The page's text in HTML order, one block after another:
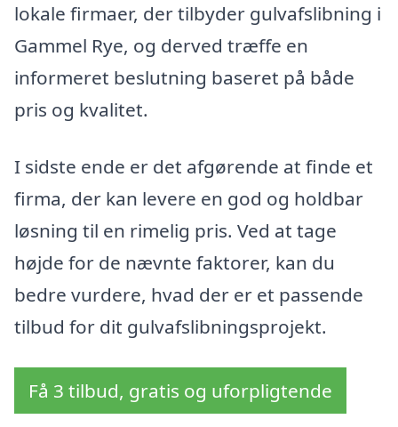
lokale firmaer, der tilbyder gulvafslibning i
Gammel Rye, og derved træffe en
informeret beslutning baseret på både
pris og kvalitet.
I sidste ende er det afgørende at finde et
firma, der kan levere en god og holdbar
løsning til en rimelig pris. Ved at tage
højde for de nævnte faktorer, kan du
bedre vurdere, hvad der er et passende
tilbud for dit gulvafslibningsprojekt.
Få 3 tilbud, gratis og uforpligtende